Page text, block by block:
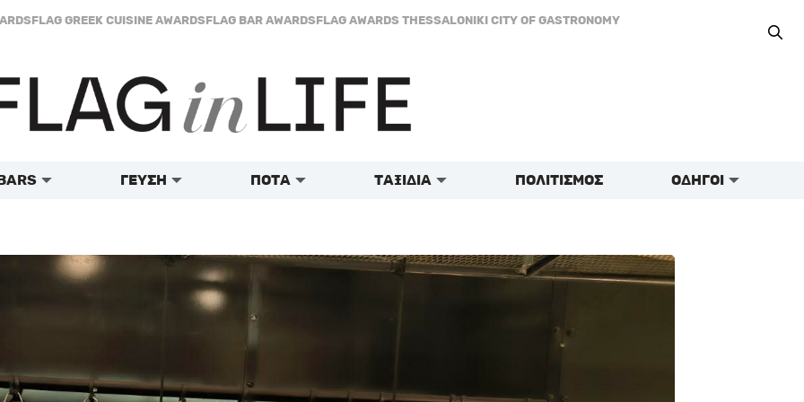
FLAG GREEK CUISINE AWARDSFLAG BAR AWARDSFLAG AWARDS THESSALONIKI CITY OF GASTRONOMY
ΓΕΥΣΗ ΠΟΤΑ ΤΑΞΙΔΙΑ ΠΟΛΙΤΙΣΜΟΣ ΟΔΗΓΟΙ